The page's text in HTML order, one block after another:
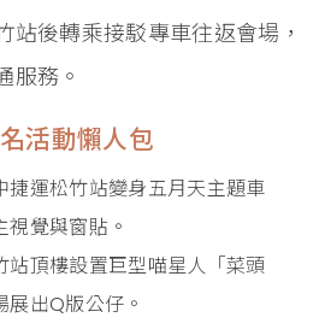
站後轉乘接駁專車往返會場，
服務。
活動懶人包
捷運松竹站變身五月天主題車
覺與窗貼。
站頂樓設置巨型喵星人「菜頭
出Q版公仔。